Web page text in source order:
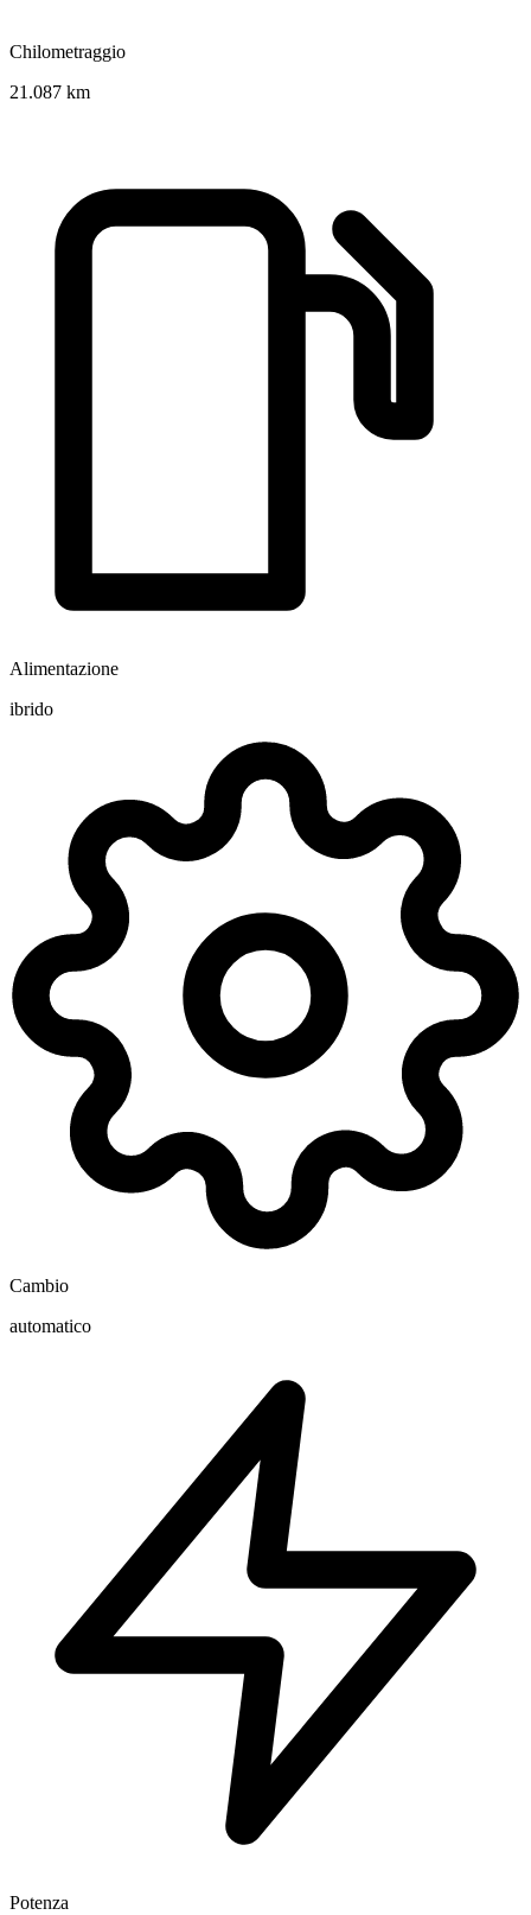
Chilometraggio
21.087 km
Alimentazione
ibrido
Cambio
automatico
Potenza